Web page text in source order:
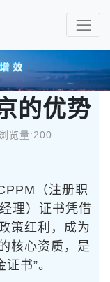
的优势
览量:200
（注册职
理）证书凭借
策红利，成为
核心资质，是
书”。